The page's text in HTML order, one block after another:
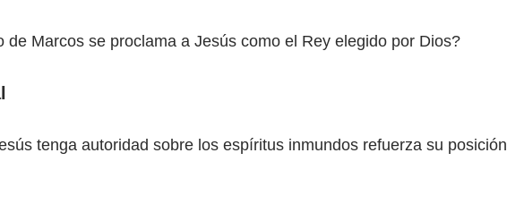
de Marcos se proclama a Jesús como el Rey elegido por Dios?
tenga autoridad sobre los espíritus inmundos refuerza su posición